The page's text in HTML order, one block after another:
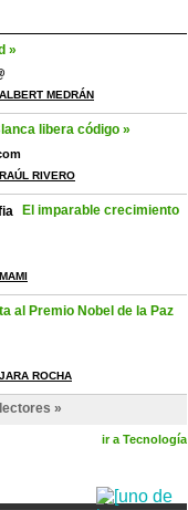
»
ALBERT MEDRÁN
libera código »
RAÚL RIVERO
El imparable crecimiento
MAMI
al Premio Nobel de la Paz
JARA ROCHA
»
ir a Tecnología